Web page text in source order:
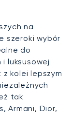
na
szeroki wybór
do
luksusowej
kolei lepszym
tak
Armani, Dior,